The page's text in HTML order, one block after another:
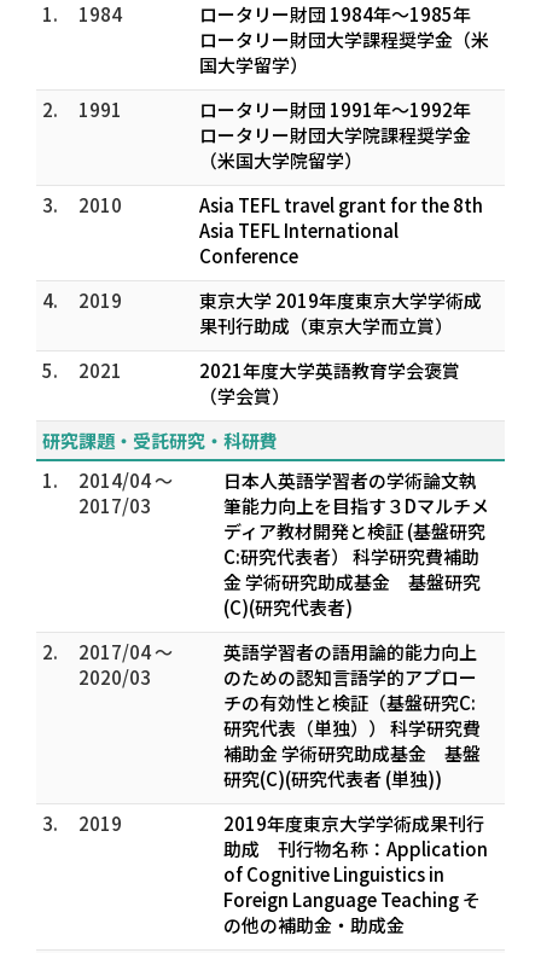
1.
1984
ロータリー財団 1984年～1985年
ロータリー財団大学課程奨学金（米
国大学留学）
2.
1991
ロータリー財団 1991年～1992年
ロータリー財団大学院課程奨学金
（米国大学院留学）
3.
2010
Asia TEFL travel grant for the 8th
Asia TEFL International
Conference
4.
2019
東京大学 2019年度東京大学学術成
果刊行助成（東京大学而立賞）
5.
2021
2021年度大学英語教育学会褒賞
（学会賞）
研究課題・受託研究・科研費
1.
2014/04 ～
2017/03
日本人英語学習者の学術論文執
筆能力向上を目指す３Dマルチメ
ディア教材開発と検証 (基盤研究
C:研究代表者） 科学研究費補助
金 学術研究助成基金 基盤研究
(C)(研究代表者)
2.
2017/04 ～
2020/03
英語学習者の語用論的能力向上
のための認知言語学的アプロー
チの有効性と検証（基盤研究C:
研究代表（単独）） 科学研究費
補助金 学術研究助成基金 基盤
研究(C)(研究代表者 (単独))
3.
2019
2019年度東京大学学術成果刊行
助成 刊行物名称：Application
of Cognitive Linguistics in
Foreign Language Teaching そ
の他の補助金・助成金